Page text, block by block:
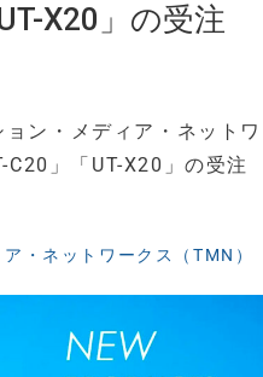
X20」の受注
ン・メディア・ネットワ
」「UT-X20」の受注
・ネットワークス（TMN）